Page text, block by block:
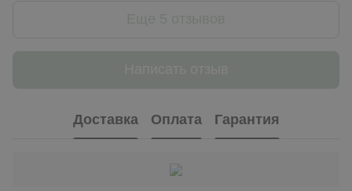
Доставка Оплата Гарантия